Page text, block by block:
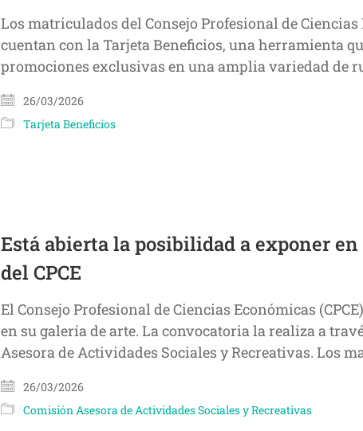
Los matriculados del Consejo Profesional de Ciencias
cuentan con la Tarjeta Beneficios, una herramienta
promociones exclusivas en una amplia variedad de
26/03/2026
Tarjeta Beneficios
Está abierta la posibilidad a exponer
del CPCE
El Consejo Profesional de Ciencias Económicas
en su galería de arte. La convocatoria la realiza a
Asesora de Actividades Sociales y Recreativas. Los
26/03/2026
Comisión Asesora de Actividades Sociales y Recreativas